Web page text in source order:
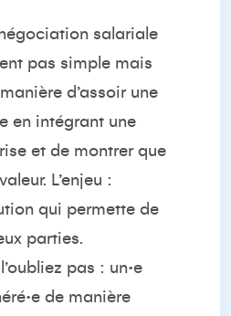
salariale
pas simple mais
d’assoir une
en intégrant une
et de montrer que
L’enjeu :
qui permette de
parties.
pas : un·e
de manière